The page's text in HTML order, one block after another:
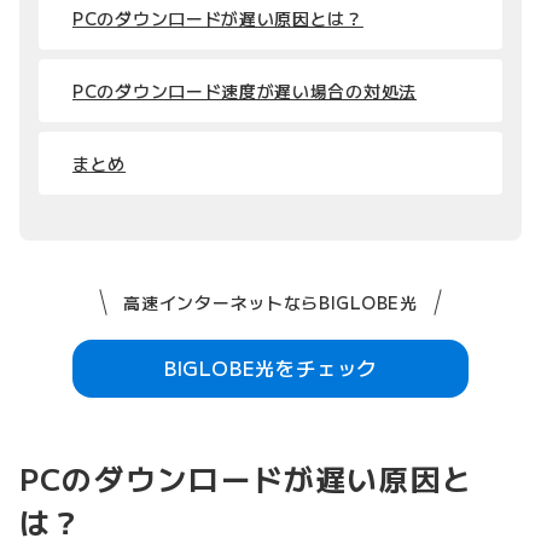
PCのダウンロードが遅い原因とは？
PCのダウンロード速度が遅い場合の対処法
まとめ
高速インターネットならBIGLOBE光
BIGLOBE光をチェック
PCのダウンロードが遅い原因と
は？